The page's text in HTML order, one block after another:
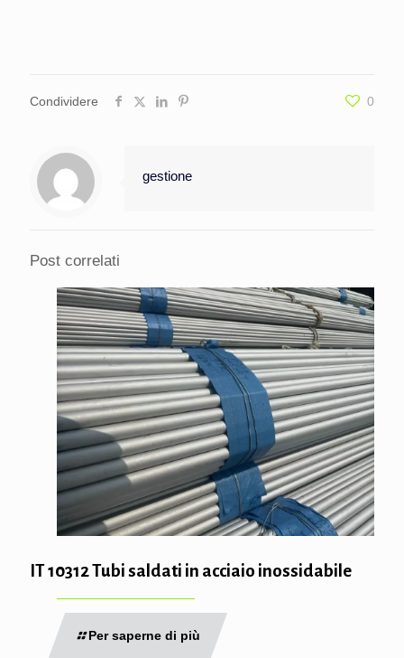
Condividere 0
gestione
Post correlati
IT 10312 Tubi saldati in acciaio inossidabile
Per saperne di più